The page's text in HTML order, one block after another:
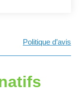
Politique d’avis